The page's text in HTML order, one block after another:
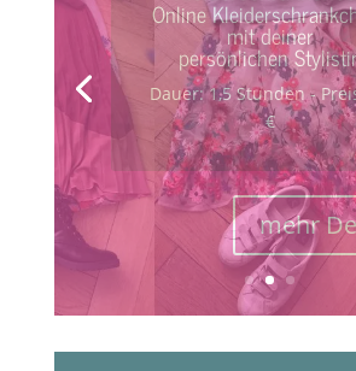
Kleiderschrankcheck
deiner persönlichen
Dauer: 3 Stunden -
€
mehr